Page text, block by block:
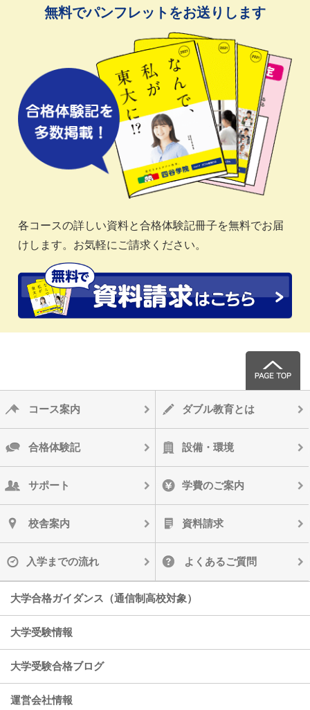
無料でパンフレットをお送りします
各コースの詳しい資料と合格体験記冊子を無料でお届
けします。お気軽にご請求ください。
コース案内 ダブル教育とは
合格体験記 設備・環境
サポート 学費のご案内
校舎案内 資料請求
入学までの流れ よくあるご質問
大学合格ガイダンス（通信制高校対象）
大学受験情報
大学受験合格ブログ
運営会社情報